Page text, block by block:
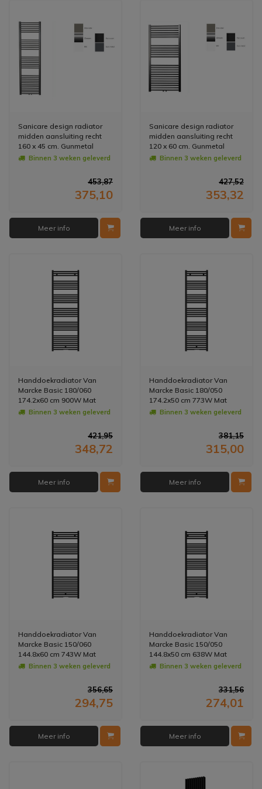
Sanicare design radiator
midden aansluiting recht
160 x 45 cm. Gunmetal
Binnen 3 weken geleverd
453,87
375,10
Meer info
Sanicare design radiator
midden aansluiting recht
120 x 60 cm. Gunmetal
Binnen 3 weken geleverd
427,52
353,32
Meer info
Handdoekradiator Van
Marcke Basic 180/060
174.2x60 cm 900W Mat
ZwartBinnen 3 weken geleverd
421,95
348,72
Meer info
Handdoekradiator Van
Marcke Basic 180/050
174.2x50 cm 773W Mat
ZwartBinnen 3 weken geleverd
381,15
315,00
Meer info
Handdoekradiator Van
Marcke Basic 150/060
144.8x60 cm 743W Mat
ZwartBinnen 3 weken geleverd
356,65
294,75
Meer info
Handdoekradiator Van
Marcke Basic 150/050
144.8x50 cm 638W Mat
ZwartBinnen 3 weken geleverd
331,56
274,01
Meer info